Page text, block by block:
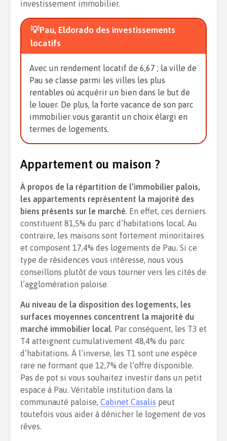
investissement immobilier.
💡Pau, Eldorado des investissements
locatifs
Avec un rendement locatif de 6,67 ; la ville de
Pau se classe parmi les villes les plus
rentables où acquérir un bien dans le but de
le louer. De plus, la forte vacance de son parc
immobilier vous garantit un choix élargi en
termes de logements.
Appartement ou maison ?
À propos de la répartition de l’immobilier palois,
les appartements représentent la majorité des
biens présents sur le marché. En effet, ces derniers
constituent 81,5% du parc d’habitations local. Au
contraire, les maisons sont fortement minoritaires
et composent 17,4% des logements de Pau. Si ce
type de résidences vous intéresse, nous vous
conseillons plutôt de vous tourner vers les cités de
l’agglomération paloise.
Au niveau de la disposition des logements, les
surfaces moyennes concentrent la majorité du
marché immobilier local. Par conséquent, les T3 et
T4 atteignent cumulativement 48,4% du parc
d’habitations. À l’inverse, les T1 sont une espèce
rare ne formant que 12,7% de l’offre disponible.
Pas de pot si vous souhaitez investir dans un petit
espace à Pau. Véritable institution dans la
communauté paloise, Cabinet Casalis peut
toutefois vous aider à dénicher le logement de vos
rêves.